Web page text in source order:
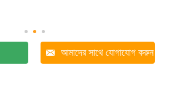
আমাদের সাথে যোগাযোগ করুন